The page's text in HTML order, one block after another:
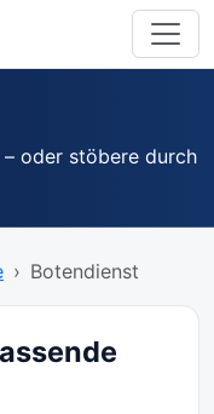
oder stöbere durch
Botendienst